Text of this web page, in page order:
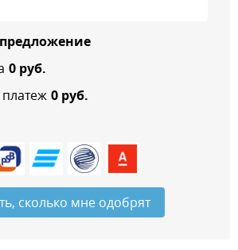
0руб.
0руб.
сколько мне одобрят